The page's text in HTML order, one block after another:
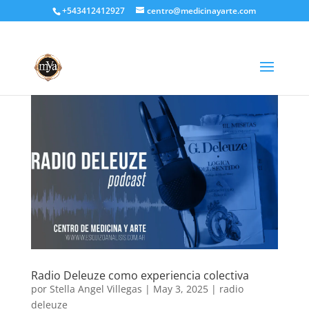
+543412412927 centro@medicinayarte.com
Radio Deleuze como experiencia colectiva
por Stella Angel Villegas | May 3, 2025| radio
deleuze